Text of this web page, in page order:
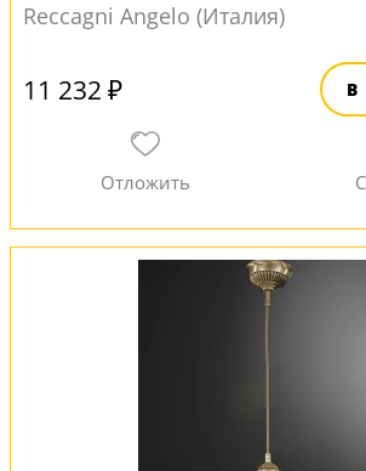
Reccagni Angelo (Италия)
11 232 ₽ В